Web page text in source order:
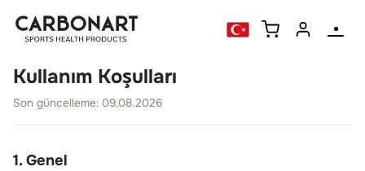
Kullanım Koşulları
Son güncelleme: 09.08.2026
1. Genel